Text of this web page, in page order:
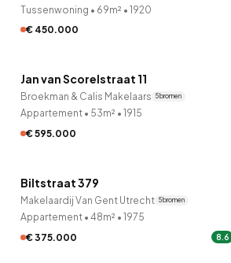
Tussenwoning • 69m² • 1920
€ 450.000
10 uur geleden ontdekt
Jan van Scorelstraat 11
Broekman & Calis Makelaars 5 bronnen
Appartement • 53m² • 1915
€ 595.000
Onder bod
Biltstraat 379
Makelaardij Van Gent Utrecht 5 bronnen
Appartement • 48m² • 1975
€ 375.000
8.6